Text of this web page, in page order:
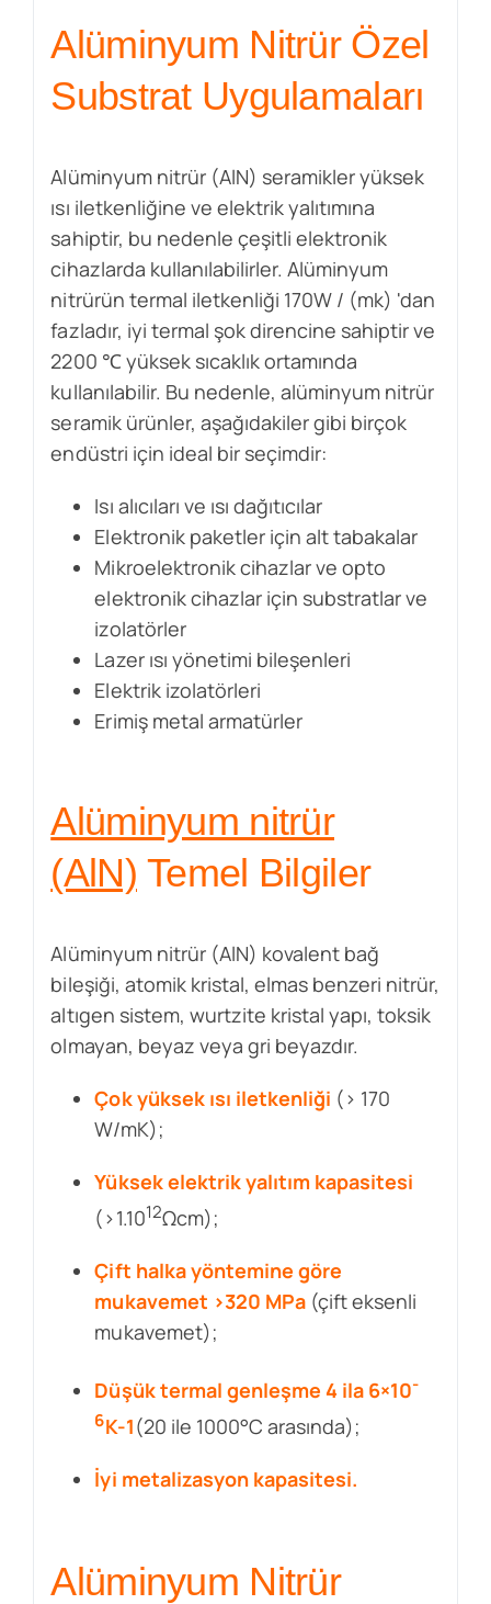
Alüminyum Nitrür Özel
Substrat Uygulamaları
Alüminyum nitrür (AlN) seramikler yüksek
ısı iletkenliğine ve elektrik yalıtımına
sahiptir, bu nedenle çeşitli elektronik
cihazlarda kullanılabilirler. Alüminyum
nitrürün termal iletkenliği 170W / (mk) 'dan
fazladır, iyi termal şok direncine sahiptir ve
2200 ℃ yüksek sıcaklık ortamında
kullanılabilir. Bu nedenle, alüminyum nitrür
seramik ürünler, aşağıdakiler gibi birçok
endüstri için ideal bir seçimdir:
Isı alıcıları ve ısı dağıtıcılar
Elektronik paketler için alt tabakalar
Mikroelektronik cihazlar ve opto
elektronik cihazlar için substratlar ve
izolatörler
Lazer ısı yönetimi bileşenleri
Elektrik izolatörleri
Erimiş metal armatürler
Alüminyum nitrür
(AlN) Temel Bilgiler
Alüminyum nitrür (AlN) kovalent bağ
bileşiği, atomik kristal, elmas benzeri nitrür,
altıgen sistem, wurtzite kristal yapı, toksik
olmayan, beyaz veya gri beyazdır.
Çok yüksek ısı iletkenliği (> 170
W/mK);
Yüksek elektrik yalıtım kapasitesi
(>1.1012Ωcm);
Çift halka yöntemine göre
mukavemet >320 MPa(çift eksenli
mukavemet);
Düşük termal genleşme 4 ila 6×10-
6K-1(20 ile 1000°C arasında);
İyi metalizasyon kapasitesi.
Alüminyum Nitrür